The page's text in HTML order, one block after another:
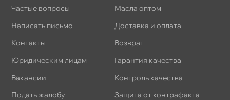
Частые вопросы
Написать письмо
Контакты
Юридическим лицам
акансии
Подать жалобу
Масла оптом
Доставка и оплата
озврат
Гарантия качества
Контроль качества
Защита от контрафакта